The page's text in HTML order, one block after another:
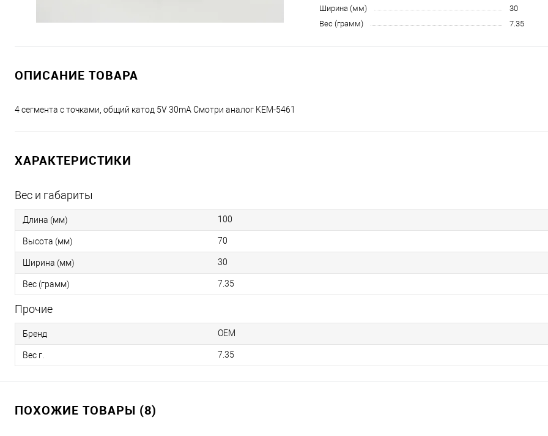
Ширина (мм)
30
Вес (грамм)
7.35
ОПИСАНИЕ ТОВАРА
4 сегмента с точками, общий катод 5V 30mA Смотри аналог KEM-5461
ХАРАКТЕРИСТИКИ
Вес и габариты
Длина (мм) 100
Высота (мм) 70
Ширина (мм) 30
Вес (грамм) 7.35
Прочие
Бренд OEM
Вес г. 7.35
ПОХОЖИЕ ТОВАРЫ (8)